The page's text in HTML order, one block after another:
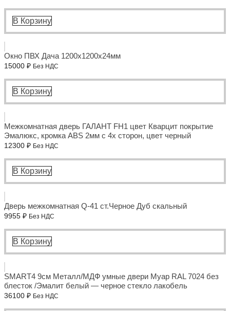
составляла
300000 ₽.
250000 ₽.
В Корзину
Окно ПВХ Дача 1200x1200x24мм
15000 ₽ Без НДС
В Корзину
Межкомнатная дверь ГАЛАНТ FH1 цвет Кварцит покрытие
Эмалюкс, кромка ABS 2мм с 4х сторон, цвет черный
12300 ₽ Без НДС
В Корзину
Дверь межкомнатная Q-41 ст.Черное Дуб скальный
9955 ₽ Без НДС
В Корзину
SMART4 9см Металл/МДФ умные двери Муар RAL 7024 без
блесток /Эмалит белый — черное стекло лакобель
36100 ₽ Без НДС